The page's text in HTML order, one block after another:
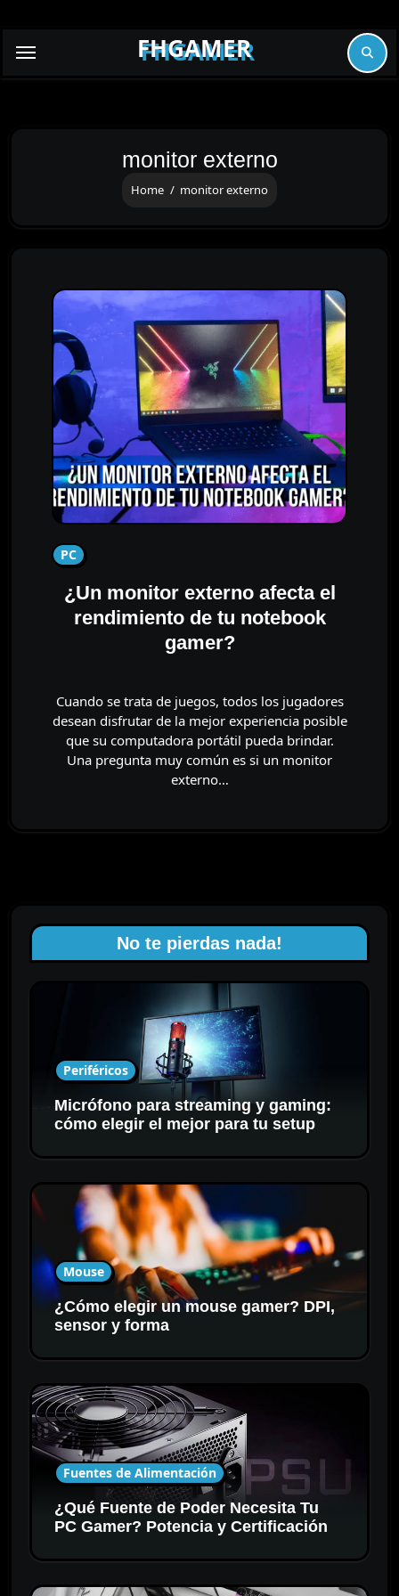
FHGAMER
monitor externo
Home monitor externo
PC
¿Un monitor externo afecta el
rendimiento de tu notebook
gamer?
Cuando se trata de juegos, todos los jugadores
desean disfrutar de la mejor experiencia posible
que su computadora portátil pueda brindar.
Una pregunta muy común es si un monitor
externo…
No te pierdas nada!
Periféricos
Micrófono para streaming y gaming:
cómo elegir el mejor para tu setup
Mouse
¿Cómo elegir un mouse gamer? DPI,
sensor y forma
Fuentes de Alimentación
¿Qué Fuente de Poder Necesita Tu
PC Gamer? Potencia y Certificación